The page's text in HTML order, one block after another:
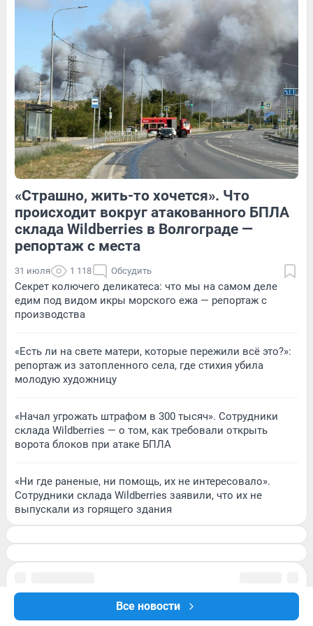
Все новости
Обсудить
Обсудить 2 Обсудить
Обсудить
«Страшно, жить-то хочется». Что
происходит вокруг атакованного БПЛА
склада Wildberries в Волгограде —
репортаж с места
31 июля 1 118 Обсудить
Секрет колючего деликатеса: что мы на самом деле
едим под видом икры морского ежа — репортаж с
производства
«Есть ли на свете матери, которые пережили всё это?»:
репортаж из затопленного села, где стихия убила
молодую художницу
«Начал угрожать штрафом в 300 тысяч». Сотрудники
склада Wildberries — о том, как требовали открыть
ворота блоков при атаке БПЛА
«Ни где раненые, ни помощь, их не интересовало».
Сотрудники склада Wildberries заявили, что их не
выпускали из горящего здания